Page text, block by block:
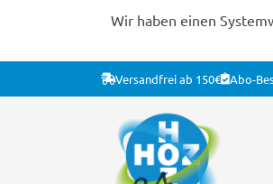
Wir haben einen
Versandfrei ab 150€ Abo-